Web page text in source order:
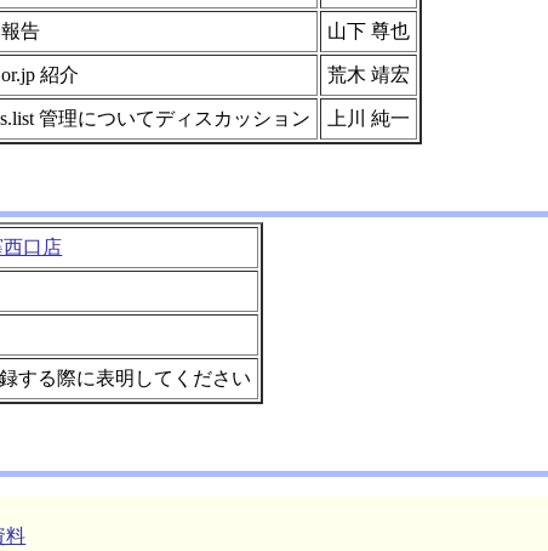
報告 山下 尊也
紹介 荒木 靖宏
管理についてディスカッション 上川 純一
口店
する際に表明してください
料